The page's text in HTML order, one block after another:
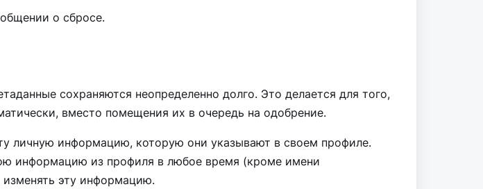
о сбросе.
сохраняются неопределенно долго. Это делается для того,
вместо помещения их в очередь на одобрение.
личную информацию, которую они указывают в своем профиле.
информацию из профиля в любое время (кроме имени
эту информацию.